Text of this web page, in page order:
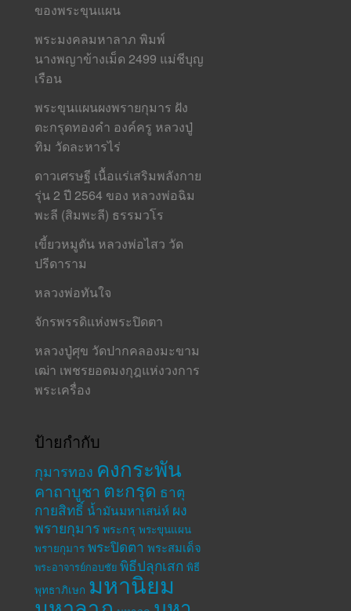
ของพระขุนแผน
พระมงคลมหาลาภ พิมพ์
นางพญาข้างเม็ด 2499 แม่ชีบุญ
เรือน
พระขุนแผนผงพรายกุมาร ฝัง
ตะกรุดทองคำ องค์ครู หลวงปู่
ทิม วัดละหารไร่
ดาวเศรษฐี เนื้อแร่เสริมพลังกาย
รุ่น 2 ปี 2564 ของ หลวงพ่อฉิม
พะลี (สิมพะลี) ธรรมวโร
เขี้ยวหมูตัน หลวงพ่อไสว วัด
ปรีดาราม
หลวงพ่อทันใจ
จักรพรรดิแห่งพระปิดตา
หลวงปู่ศุข วัดปากคลองมะขาม
เฒ่า เพชรยอดมงกุฎแห่งวงการ
พระเครื่อง
ป้ายกำกับ
กุมารทอง คงกระพัน
คาถาบูชา ตะกรุด ธาตุ
กายสิทธิ์ น้ำมันมหาเสน่ห์ ผง
พรายกุมาร พระกรุ พระขุนแผน
พรายกุมาร พระปิดตา พระสมเด็จ
พระอาจารย์กอบชัย พิธีปลุกเสก พิธี
พุทธาภิเษก มหานิยม